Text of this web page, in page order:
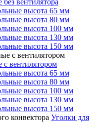
вентилятора
высота 65 мм
высота 80 мм
высота 100 мм
высота 130 мм
высота 150 мм
вентилятором
высота 65 мм
высота 80 мм
высота 100 мм
высота 130 мм
высота 150 мм
Уголки для